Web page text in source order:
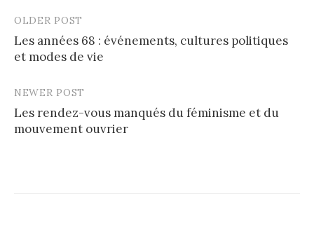
Post
navigation
OLDER POST
Les années 68 : événements, cultures politiques
et modes de vie
NEWER POST
Les rendez-vous manqués du féminisme et du
mouvement ouvrier